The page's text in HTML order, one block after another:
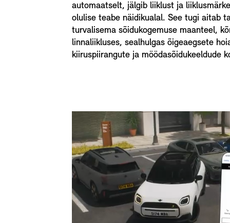
automaatselt, jälgib liiklust ja
olulise teabe näidikualal. See tugi aitab
turvalisema sõidukogemuse maanteel,
linnaliikluses, sealhulgas õigeaegsete
kiiruspiirangute ja möödasõidukeeldude